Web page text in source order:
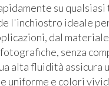
su
l'inchiostro ideale
dal
senza
alta fluidità assicura
uniforme e colori